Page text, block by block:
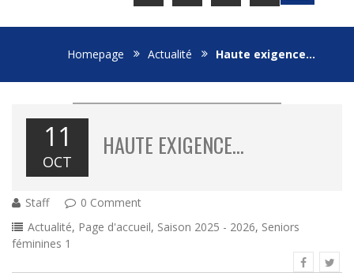
Homepage Actualité Haute exigence…
11
OCT
HAUTE EXIGENCE…
Staff
0 Comment
Actualité, Page d'accueil, Saison 2025 - 2026, Seniors
féminines 1